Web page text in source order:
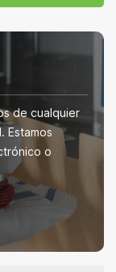
de cualquier
Estamos
o